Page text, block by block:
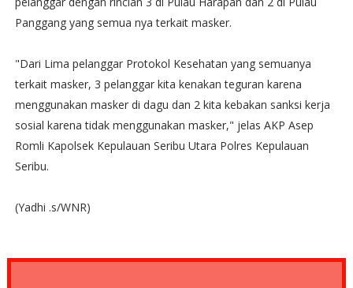
Panggang yang semua nya terkait masker.
"Dari Lima pelanggar Protokol Kesehatan yang semuanya
terkait masker, 3 pelanggar kita kenakan teguran karena
menggunakan masker di dagu dan 2 kita kebakan sanksi kerja
sosial karena tidak menggunakan masker," jelas AKP Asep
Romli Kapolsek Kepulauan Seribu Utara Polres Kepulauan
Seribu.
(Yadhi .s/WNR)